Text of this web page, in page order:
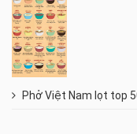
Phở Việt Nam lọt top